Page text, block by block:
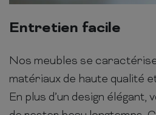
Entretien facile
Nos meubles se
matériaux de haute qualité
En plus d’un design